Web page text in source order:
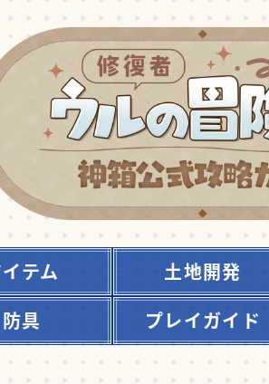
テム 土地開発
防具
プレイガイド